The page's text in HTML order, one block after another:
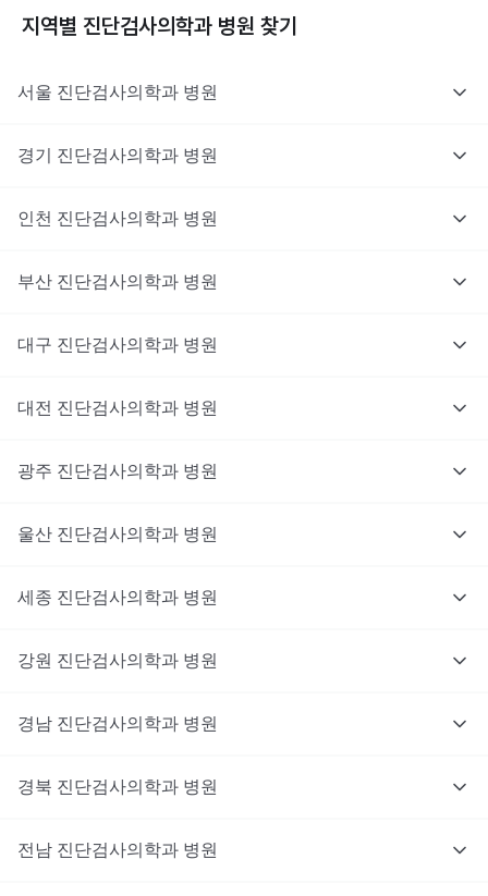
지역별 진단검사의학과 병원 찾기
서울 진단검사의학과 병원
경기 진단검사의학과 병원
인천 진단검사의학과 병원
부산 진단검사의학과 병원
대구 진단검사의학과 병원
대전 진단검사의학과 병원
광주 진단검사의학과 병원
울산 진단검사의학과 병원
세종 진단검사의학과 병원
강원 진단검사의학과 병원
경남 진단검사의학과 병원
경북 진단검사의학과 병원
전남 진단검사의학과 병원